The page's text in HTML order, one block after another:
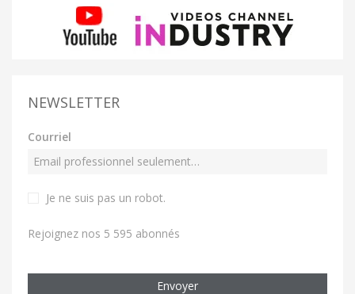
NEWSLETTER
Courriel
Je ne suis pas un robot.
Rejoignez nos 5 595 abonnés
Envoyer